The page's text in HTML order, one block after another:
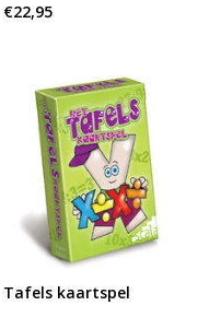
€22,95
Tafels kaartspel